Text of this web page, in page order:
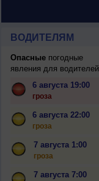
ВОДИТЕЛЯМ
Опасныепогодные
явления для водителей
6 августа 19:00
гроза
6 августа 22:00
гроза
7 августа 1:00
гроза
7 августа 7:00